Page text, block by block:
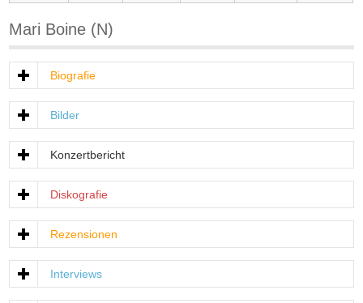
Mari Boine (N)
Biografie
Bilder
Konzertbericht
Diskografie
Rezensionen
Interviews